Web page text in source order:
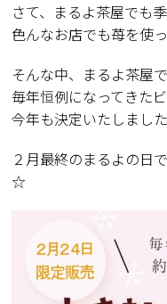
さて、まるよ茶屋でも
色んなお店でも苺を使
そんな中、まるよ茶屋
毎年恒例になってきた
今年も決定いたしました
２月最終のまるよの日
☆